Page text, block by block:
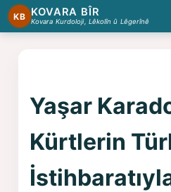
KB KOVARA BÎR
Kovara Kurdoloji, Lêkolîn û Lêgerînê
Yaşar
Kürtlerin